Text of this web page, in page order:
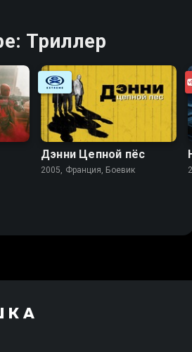
Триллер
Дэнни Цепной пёс
2005, Франция, Боевик